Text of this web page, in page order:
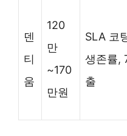
덴
티
움
120
만
~170
만원
SLA 코
생존률,
출